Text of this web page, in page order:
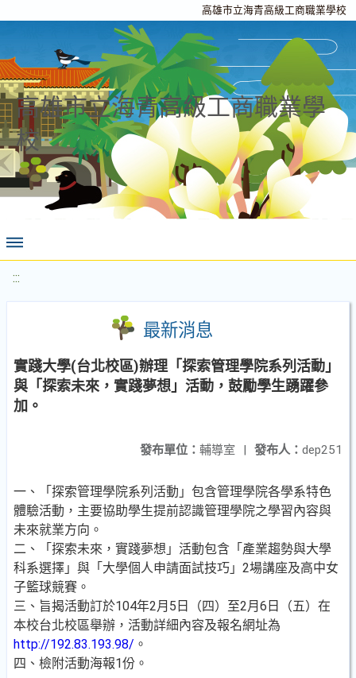
高雄市立海青高級工商職業學校
高雄市立海青高級工商職業學
校
:::
最新消息
實踐大學(台北校區)辦理「探索管理學院系列活動」
與「探索未來，實踐夢想」活動，鼓勵學生踴躍參
加。
發布人： dep251
發布單位： 輔導室 |
一、「探索管理學院系列活動」包含管理學院各學系特色
體驗活動，主要協助學生提前認識管理學院之學習內容與
未來就業方向。
二、「探索未來，實踐夢想」活動包含「產業趨勢與大學
科系選擇」與「大學個人申請面試技巧」2場講座及高中女
子籃球競賽。
三、旨揭活動訂於104年2月5日（四）至2月6日（五）在
本校台北校區舉辦，活動詳細內容及報名網址為
http://192.83.193.98/ 。
四、檢附活動海報1份。